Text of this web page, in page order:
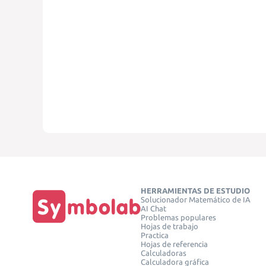
HERRAMIENTAS DE ESTUDIO
Solucionador Matemático de IA
AI Chat
Problemas populares
Hojas de trabajo
Practica
Hojas de referencia
Calculadoras
Calculadora gráfica